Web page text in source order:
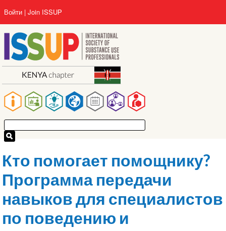
основному
содержанию
Main
navigation
User
account
menu
Войти Join ISSUP
Кто помогает помощнику?
Программа передачи
навыков для специалистов
по поведению и